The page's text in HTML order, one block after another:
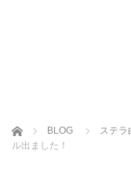
ホーム BLOG ステラ
ル出ました！